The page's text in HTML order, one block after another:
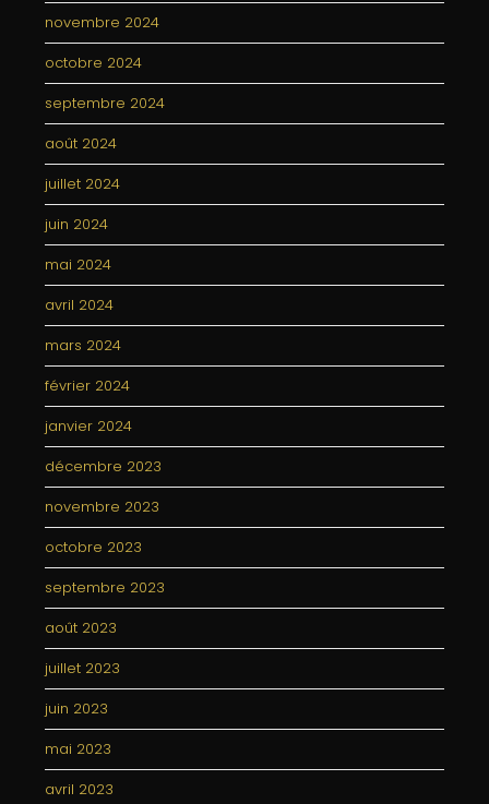
novembre 2024
octobre 2024
septembre 2024
août 2024
juillet 2024
juin 2024
mai 2024
avril 2024
mars 2024
février 2024
janvier 2024
décembre 2023
novembre 2023
octobre 2023
septembre 2023
août 2023
juillet 2023
juin 2023
mai 2023
avril 2023